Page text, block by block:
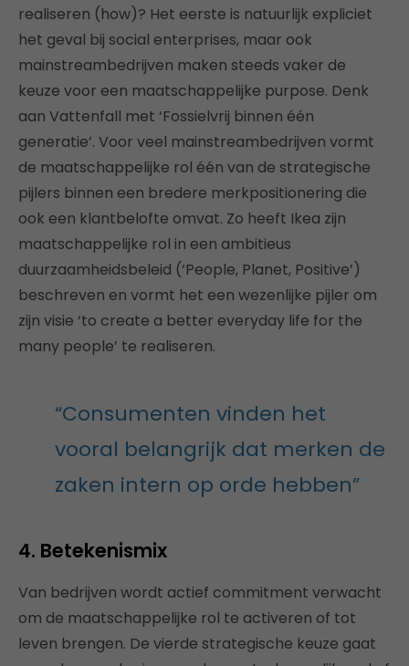
realiseren (how)? Het eerste is natuurlijk expliciet
het geval bij social enterprises, maar ook
mainstreambedrijven maken steeds vaker de
keuze voor een maatschappelijke purpose. Denk
aan Vattenfall met ‘Fossielvrij binnen één
generatie’. Voor veel mainstreambedrijven vormt
de maatschappelijke rol één van de strategische
pijlers binnen een bredere merkpositionering die
ook een klantbelofte omvat. Zo heeft Ikea zijn
maatschappelijke rol in een ambitieus
duurzaamheidsbeleid (‘People, Planet, Positive’)
beschreven en vormt het een wezenlijke pijler om
zijn visie ‘to create a better everyday life for the
many people’ te realiseren.
“Consumenten vinden het
vooral belangrijk dat merken de
zaken intern op orde hebben”
4. Betekenismix
Van bedrijven wordt actief commitment verwacht
om de maatschappelijke rol te activeren of tot
leven brengen. De vierde strategische keuze gaat